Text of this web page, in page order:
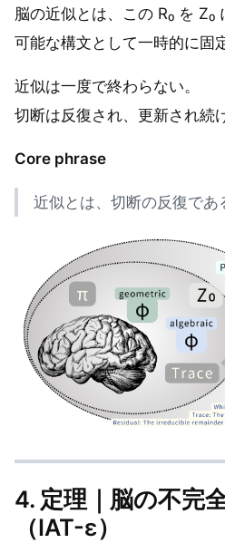
脳の近似とは、この R₀ を Z₀
可能な構文として一時的に固
近似は一度で終わらない。
切断は反復され、更新され続
Core phrase
近似とは、切断の反復であ
4. 定理｜脳の不完
（IAT-ε）